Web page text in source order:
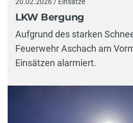
LKW Bergung
Aufgrund des starken
Feuerwehr Aschach am
Einsätzen alarmiert.